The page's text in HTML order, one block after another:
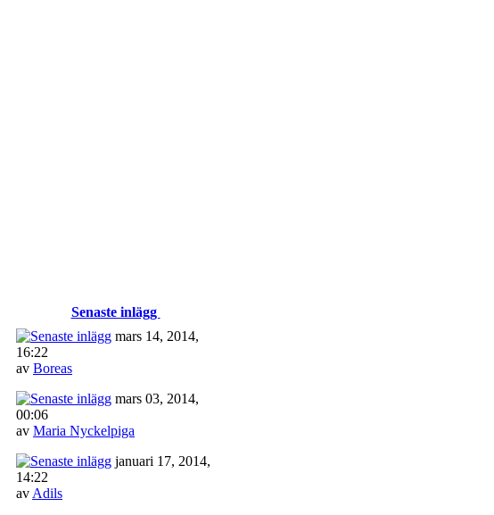
Senaste inlägg
mars 14, 2014,
16:22
av Boreas
mars 03, 2014,
00:06
av Maria Nyckelpiga
januari 17, 2014,
14:22
av Adils